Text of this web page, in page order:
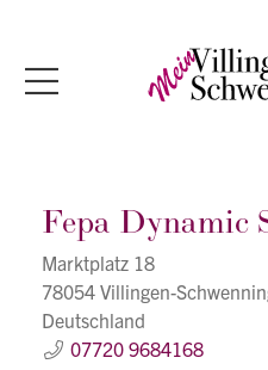
Fepa Dynamic
Marktplatz 18
78054 Villingen-
Deutschland
07720 9684168